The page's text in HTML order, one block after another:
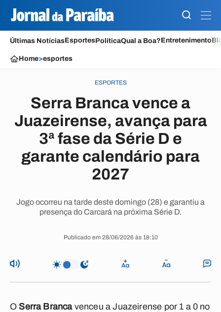
Últimas NotíciasEsportesPolíticaQual a Boa?Entretenimento
Home>esportes
ESPORTES
Serra Branca vence a
Juazeirense, avança para
3ª fase da Série D e
garante calendário para
2027
Jogo ocorreu na tarde deste domingo (28) e garantiu a
presença do Carcará na próxima Série D.
Publicado em 28/06/2026 às 18:10
O Serra Brancavenceu a Juazeirense por 1 a 0 no